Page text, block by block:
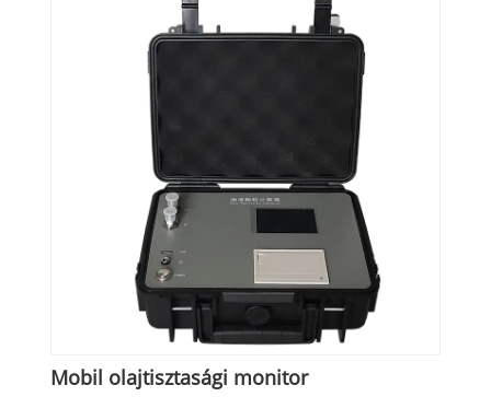
Mobil olajtisztasági monitor